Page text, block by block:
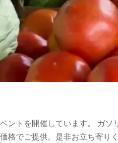
ントを開催しています。 ガ
格でご提供。是非お立ち寄りく